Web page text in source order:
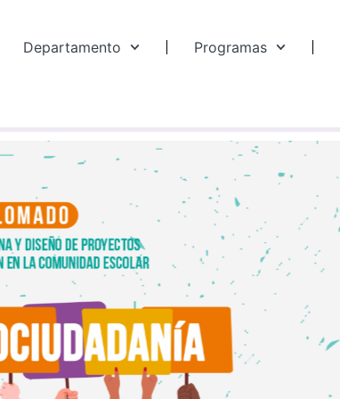
Departamento Programas